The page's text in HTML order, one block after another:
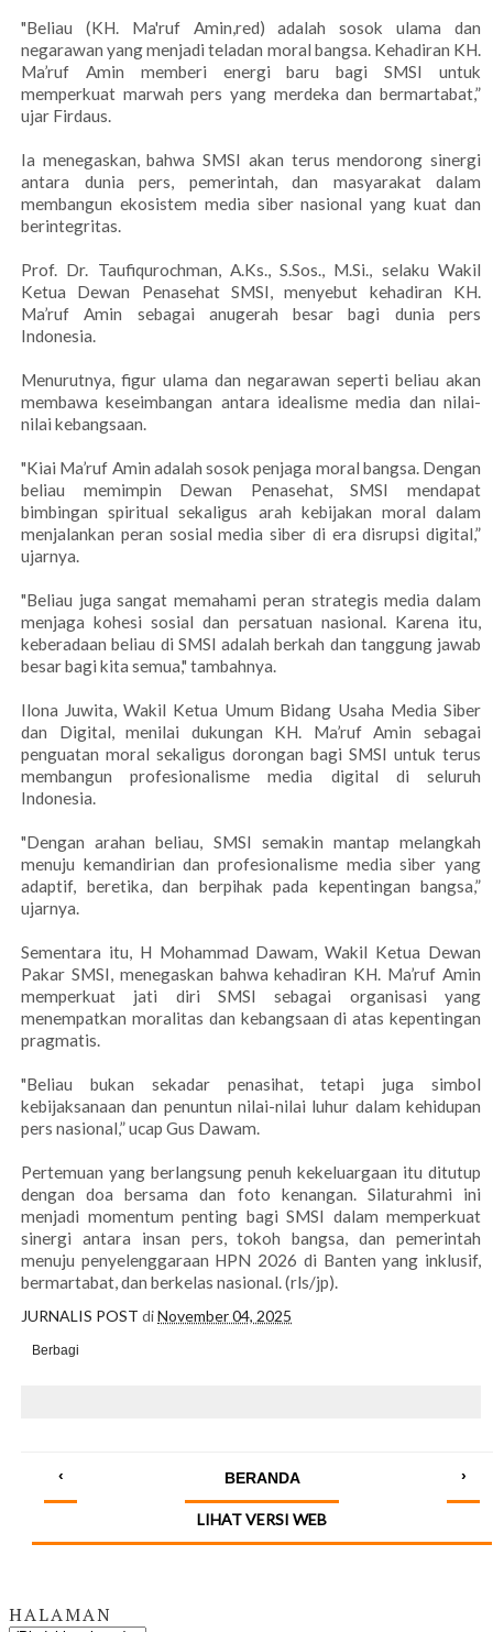
"Beliau (KH. Ma'ruf Amin,red) adalah sosok ulama dan
negarawan yang menjadi teladan moral bangsa. Kehadiran KH.
Ma’ruf Amin memberi energi baru bagi SMSI untuk
memperkuat marwah pers yang merdeka dan bermartabat,”
ujar Firdaus.
Ia menegaskan, bahwa SMSI akan terus mendorong sinergi
antara dunia pers, pemerintah, dan masyarakat dalam
membangun ekosistem media siber nasional yang kuat dan
berintegritas.
Prof. Dr. Taufiqurochman, A.Ks., S.Sos., M.Si., selaku Wakil
Ketua Dewan Penasehat SMSI, menyebut kehadiran KH.
Ma’ruf Amin sebagai anugerah besar bagi dunia pers
Indonesia.
Menurutnya, figur ulama dan negarawan seperti beliau akan
membawa keseimbangan antara idealisme media dan nilai-
nilai kebangsaan.
"Kiai Ma’ruf Amin adalah sosok penjaga moral bangsa. Dengan
beliau memimpin Dewan Penasehat, SMSI mendapat
bimbingan spiritual sekaligus arah kebijakan moral dalam
menjalankan peran sosial media siber di era disrupsi digital,”
ujarnya.
"Beliau juga sangat memahami peran strategis media dalam
menjaga kohesi sosial dan persatuan nasional. Karena itu,
keberadaan beliau di SMSI adalah berkah dan tanggung jawab
besar bagi kita semua," tambahnya.
Ilona Juwita, Wakil Ketua Umum Bidang Usaha Media Siber
dan Digital, menilai dukungan KH. Ma’ruf Amin sebagai
penguatan moral sekaligus dorongan bagi SMSI untuk terus
membangun profesionalisme media digital di seluruh
Indonesia.
"Dengan arahan beliau, SMSI semakin mantap melangkah
menuju kemandirian dan profesionalisme media siber yang
adaptif, beretika, dan berpihak pada kepentingan bangsa,”
ujarnya.
Sementara itu, H Mohammad Dawam, Wakil Ketua Dewan
Pakar SMSI, menegaskan bahwa kehadiran KH. Ma’ruf Amin
memperkuat jati diri SMSI sebagai organisasi yang
menempatkan moralitas dan kebangsaan di atas kepentingan
pragmatis.
"Beliau bukan sekadar penasihat, tetapi juga simbol
kebijaksanaan dan penuntun nilai-nilai luhur dalam kehidupan
pers nasional,” ucap Gus Dawam.
Pertemuan yang berlangsung penuh kekeluargaan itu ditutup
dengan doa bersama dan foto kenangan. Silaturahmi ini
menjadi momentum penting bagi SMSI dalam memperkuat
sinergi antara insan pers, tokoh bangsa, dan pemerintah
menuju penyelenggaraan HPN 2026 di Banten yang inklusif,
bermartabat, dan berkelas nasional. (rls/jp).
JURNALIS POST diNovember 04, 2025
Berbagi
‹ ›
BERANDA
LIHAT VERSI WEB
HALAMAN